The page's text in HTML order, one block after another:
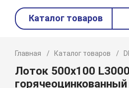
Каталог товаров
Главная Каталог товаров
Лоток 500х100
горячеоцинкованный